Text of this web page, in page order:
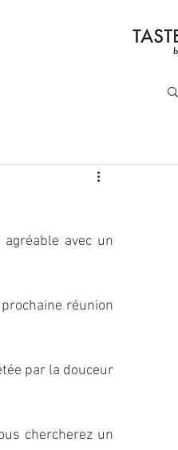
avec un
réunion
par la douceur
chercherez un